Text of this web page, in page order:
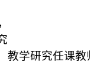
教学研究任课